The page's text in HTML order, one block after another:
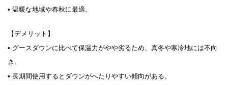
• 温暖な地域や春秋に最適。
【デメリット】
• グースダウンに比べて保温力がやや劣るため、真冬や寒冷地には不向
き。
• 長期間使用するとダウンがへたりやすい傾向がある。